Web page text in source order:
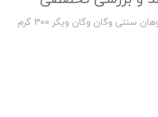
سنتی وگان وگان ویگر 300 گرم